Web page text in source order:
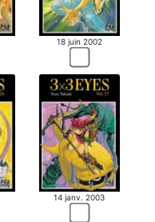
18 juin 2002
14 janv. 2003